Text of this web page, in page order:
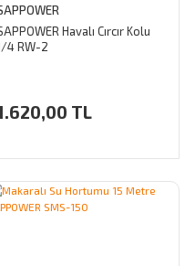
Havalı Cırcır Kolu
4 RW-2
TL